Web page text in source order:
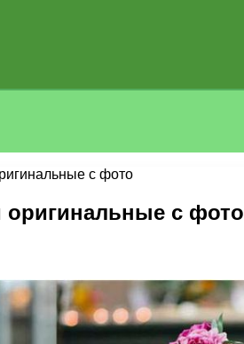
с фото
с фото